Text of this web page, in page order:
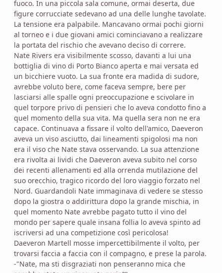
fuoco. In una piccola sala comune, ormai deserta, due
figure corrucciate sedevano ad una delle lunghe tavolate.
La tensione era palpabile. Mancavano ormai pochi giorni
al torneo e i due giovani amici cominciavano a realizzare
la portata del rischio che avevano deciso di correre.
Nate Rivers era visibilmente scosso, davanti a lui una
bottiglia di vino di Porto Bianco aperta e mai versata ed
un bicchiere vuoto. La sua fronte era madida di sudore,
avrebbe voluto bere, come faceva sempre, bere per
lasciarsi alle spalle ogni preoccupazione e scivolare in
quel torpore privo di pensieri che lo aveva condotto fino a
quel momento della sua vita. Ma quella sera non ne era
capace. Continuava a fissare il volto dell'amico, Daeveron
aveva un viso asciutto, dai lineamenti spigolosi ma non
era il viso che Nate stava osservando. La sua attenzione
era rivolta ai lividi che Daeveron aveva subito nel corso
dei recenti allenamenti ed alla orrenda mutilazione del
suo orecchio, tragico ricordo del loro viaggio forzato nel
Nord. Guardandoli Nate immaginava di vedere se stesso
dopo la giostra o addirittura dopo la grande mischia, in
quel momento Nate avrebbe pagato tutto il vino del
mondo per sapere quale insana follia lo aveva spinto ad
iscriversi ad una competizione così pericolosa!
Daeveron Martell mosse impercettibilmente il volto, per
trovarsi faccia a faccia con il compagno, e prese la parola.
-"Nate, ma sti disgraziati non penseranno mica che